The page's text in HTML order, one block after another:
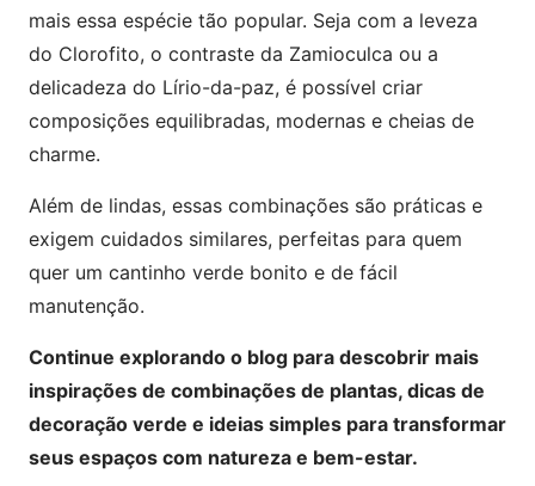
mais essa espécie tão popular. Seja com a leveza
do Clorofito, o contraste da Zamioculca ou a
delicadeza do Lírio-da-paz, é possível criar
composições equilibradas, modernas e cheias de
charme.
Além de lindas, essas combinações são práticas e
exigem cuidados similares, perfeitas para quem
quer um cantinho verde bonito e de fácil
manutenção.
Continue explorando o blog para descobrir mais
inspirações de combinações de plantas, dicas de
decoração verde e ideias simples para transformar
seus espaços com natureza e bem-estar.